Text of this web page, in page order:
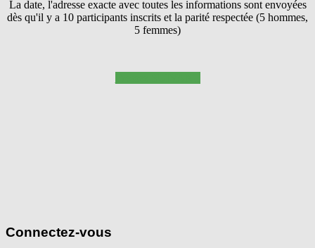
La date, l'adresse exacte avec toutes les informations sont envoyées
dès qu'il y a 10 participants inscrits et la parité respectée (5 hommes,
5 femmes)
Connectez-vous